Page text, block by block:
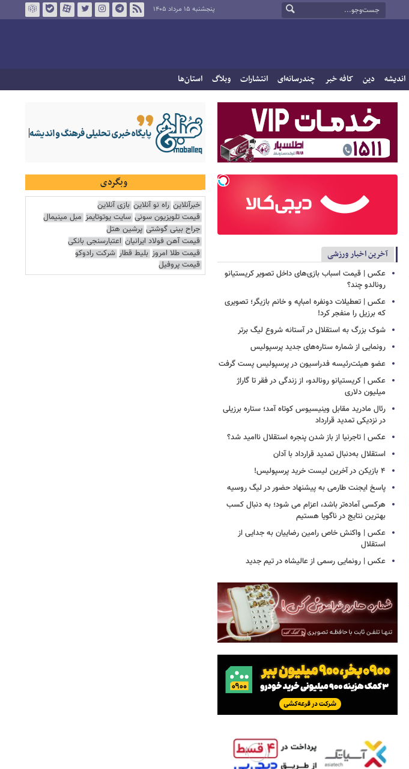
پنجشنبه ۱۵ مرداد ۱۴۰۵
اندیشه دین کافه خبر چندرسانه‌ای انتشارات وبلاگ استان‌ها
آخرین اخبار ورزشی
عکس | قیمت اسباب بازی‌های داخل تصویر کریستیانو
رونالدو چند؟
عکس | تعطیلات دونفره امباپه و خانم بازیگر؛ تصویری
که برزیل را منفجر کرد!
شوک بزرگ به استقلال در آستانه شروع لیگ برتر
رونمایی از شماره ستاره‌های جدید پرسپولیس
عضو هیئت‌رئیسه فدراسیون در پرسپولیس پست گرفت
عکس | کریستیانو رونالدو، از زندگی در فقر تا گاراژ
میلیون دلاری
رئال مادرید مقابل وینیسیوس کوتاه آمد؛ ستاره برزیلی
در نزدیکی تمدید قرارداد
عکس | تاجرنیا از باز شدن پنجره استقلال ناامید شد؟
استقلال به‌دنبال تمدید قرارداد با آدان
۴ بازیکن در آخرین لیست خرید پرسپولیس!
پاسخ ایجنت طارمی به پیشنهاد حضور در لیگ روسیه
هرکسی آماده‌تر باشد، اعزام می شود؛ به دنبال کسب
بهترین نتایج در ناگویا هستیم
عکس | واکنش خاص رامین رضاییان به جدایی از
استقلال
عکس | رونمایی رسمی از عالیشاه در تیم جدید
وبگردی
خبرآنلاین راه نو آنلاین بازی آنلاین
قیمت تلویزیون سونی سایت یوتوتایمز مبل مینیمال
جراح بینی گوشتی پرشین هتل
قیمت آهن فولاد ایرانیان اعتبارسنجی بانکی
قیمت طلا امروز بلیط قطار شرکت رادوکو
قیمت پروفیل